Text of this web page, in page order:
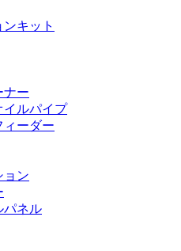
キット
ナー
イルパイプ
ィーダー
ョン
パネル